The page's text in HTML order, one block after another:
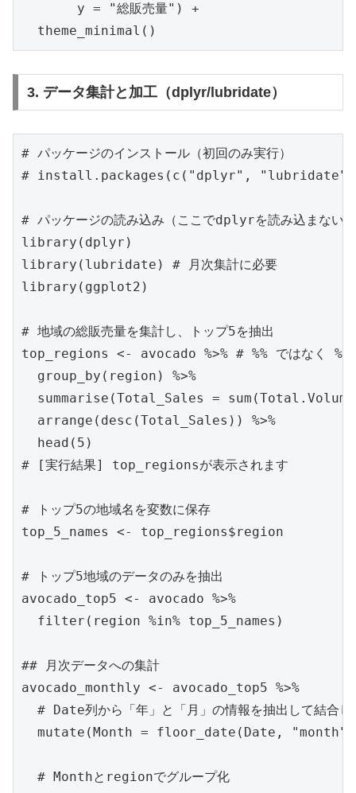
       y = "総販売量") +
  theme_minimal()
3. データ集計と加工（dplyr/lubridate）
# パッケージのインストール（初回のみ実行）
# install.packages(c("dplyr",
# パッケージの読み込み（ここでdplyrを読み込まない
library(dplyr)
library(lubridate) # 月次集計に必要
library(ggplot2)
# 地域の総販売量を集計し、トップ5を抽出
top_regions <- avocado %>% # %% ではなく %>%
  group_by(region) %>%
summarise(Total_Sales =
  arrange(desc(Total_Sales)) %>%
  head(5)
# [実行結果] top_regionsが表示されます
# トップ5の地域名を変数に保存
top_5_names <- top_regions$region
# トップ5地域のデータのみを抽出
avocado_top5 <- avocado %>%
  filter(region %in% top_5_names)
## 月次データへの集計
avocado_monthly <- avocado_top5 %>%
# Date列から「年」と「月」の情報を抽出して結合
mutate(Month = floor_date(Date,
  # Monthとregionでグループ化